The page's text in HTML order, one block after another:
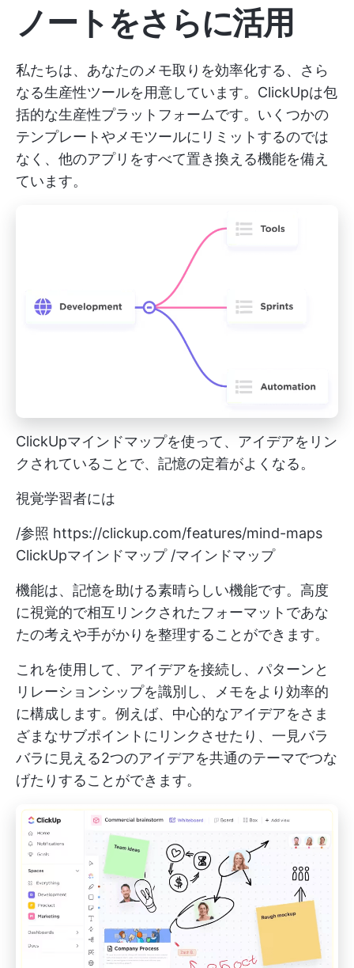
ノートをさらに活用
私たちは、あなたのメモ取りを効率化する、さら
なる生産性ツールを用意しています。ClickUpは包
括的な生産性プラットフォームです。いくつかの
テンプレートやメモツールにリミットするのでは
なく、他のアプリをすべて置き換える機能を備え
ています。
ClickUpマインドマップを使って、アイデアをリン
クされていることで、記憶の定着がよくなる。
視覚学習者には
/参照 https://clickup.com/features/mind-maps
ClickUpマインドマップ /マインドマップ
機能は、記憶を助ける素晴らしい機能です。高度
に視覚的で相互リンクされたフォーマットであな
たの考えや手がかりを整理することができます。
これを使用して、アイデアを接続し、パターンと
リレーションシップを識別し、メモをより効率的
に構成します。例えば、中心的なアイデアをさま
ざまなサブポイントにリンクさせたり、一見バラ
バラに見える2つのアイデアを共通のテーマでつな
げたりすることができます。